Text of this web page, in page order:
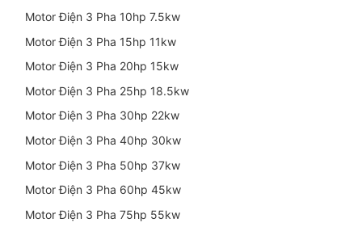
Motor Điện 3 Pha 10hp 7.5kw
Motor Điện 3 Pha 15hp 11kw
Motor Điện 3 Pha 20hp 15kw
Motor Điện 3 Pha 25hp 18.5kw
Motor Điện 3 Pha 30hp 22kw
Motor Điện 3 Pha 40hp 30kw
Motor Điện 3 Pha 50hp 37kw
Motor Điện 3 Pha 60hp 45kw
Motor Điện 3 Pha 75hp 55kw